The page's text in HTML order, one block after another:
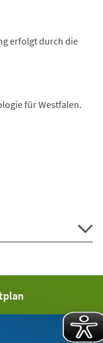
erfolgt durch die
für Westfalen.